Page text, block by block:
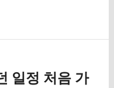
일정 처음 가